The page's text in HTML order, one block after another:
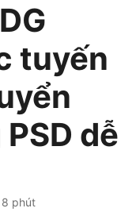
tuyến
dễ
8 phút